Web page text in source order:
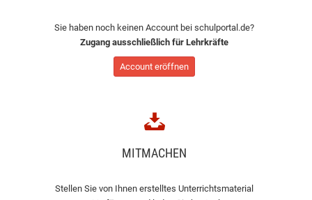
Sie haben noch keinen Account bei schulportal.de?
Zugang ausschließlich für Lehrkräfte
Account eröffnen
MITMACHEN
Stellen Sie von Ihnen erstelltes Unterrichtsmaterial